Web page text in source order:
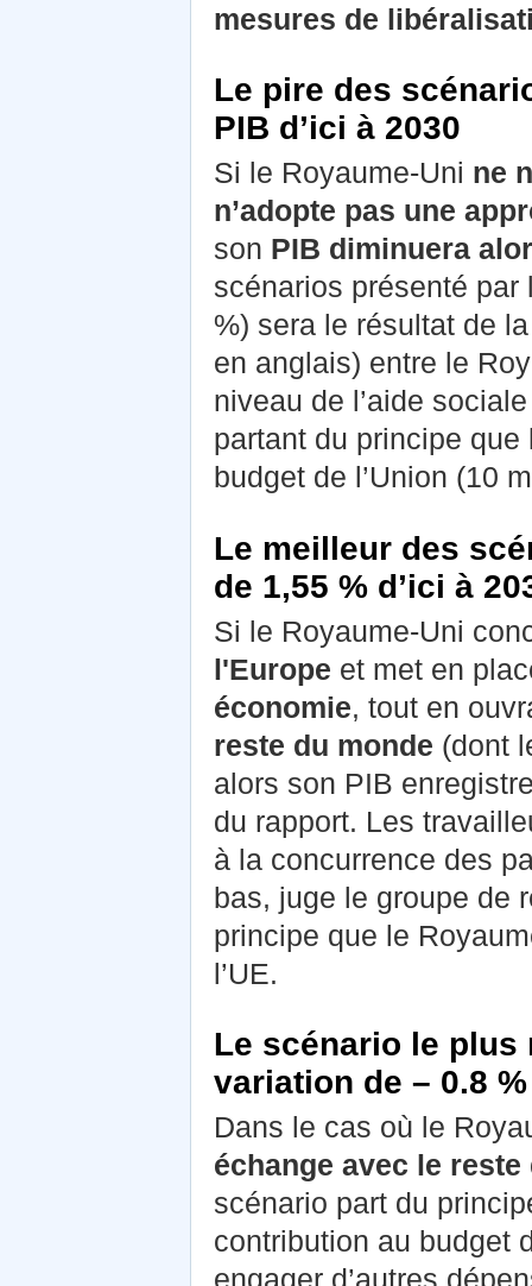
mesures de
Le pire des
PIB d’ici à 2030
Si le Royaume-Uni ne
n’adopte pas une
son PIB diminuera
scénarios présenté par
%) sera le résultat de
en anglais) entre le
niveau de l’aide
partant du principe que
budget de l’Union (10
Le meilleur des
de 1,55 % d’ici à
Si le Royaume-Uni
l'Europe et met en
économie, tout en
reste du monde (dont
alors son PIB
du rapport. Les
à la concurrence des
bas, juge le groupe de
principe que le
l’UE.
Le scénario le plus
variation de – 0.8
Dans le cas où le
échange avec le reste
scénario part du
contribution au budget
engager d’autres